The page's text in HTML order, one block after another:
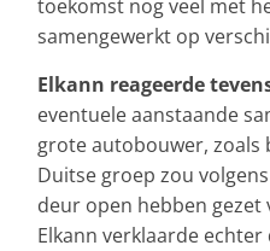
toekomst nog veel met
samengewerkt op
Elkann reageerde
eventuele aanstaande
grote autobouwer, zoals
Duitse groep zou
deur open hebben
Elkann verklaarde